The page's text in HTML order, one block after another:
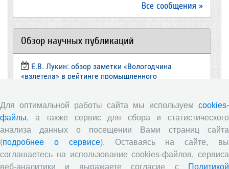
Все сообщения »
Обзор научных публикаций
Е.В. Лукин: обзор заметки «Вологодчина
«взлетела» в рейтинге промышленного
Экспертное мнение А.И. Поваровой: обзор
статьи «Регионам хватит денег», газета «Известия»,
№88, 2018 г.
В.Н. Барсуков: обзор статьи «Повышение
пенсионного возраста: позитивные эффекты и
Для оптимальной работы сайта мы используем cookies-
файлы, а также сервис для сбора и статистического
анализа данных о посещении Вами страниц сайта
(подробнее о сервисе). Оставаясь на сайте, вы
соглашаетесь на использование cookies-файлов, сервиса
веб-аналитики и выражаете согласие с
Политикой